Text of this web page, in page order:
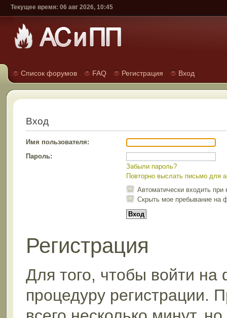
Текущее время: 06 авг 2026, 10:45
Список форумов FAQ Регистрация Вход
Вход
Имя пользователя:
Пароль:
Забыли пароль?
Повторно выслать письмо для
Автоматически входить
Скрыть мое пребывание на
Регистрация
Для того, чтобы войти
процедуру регистрации.